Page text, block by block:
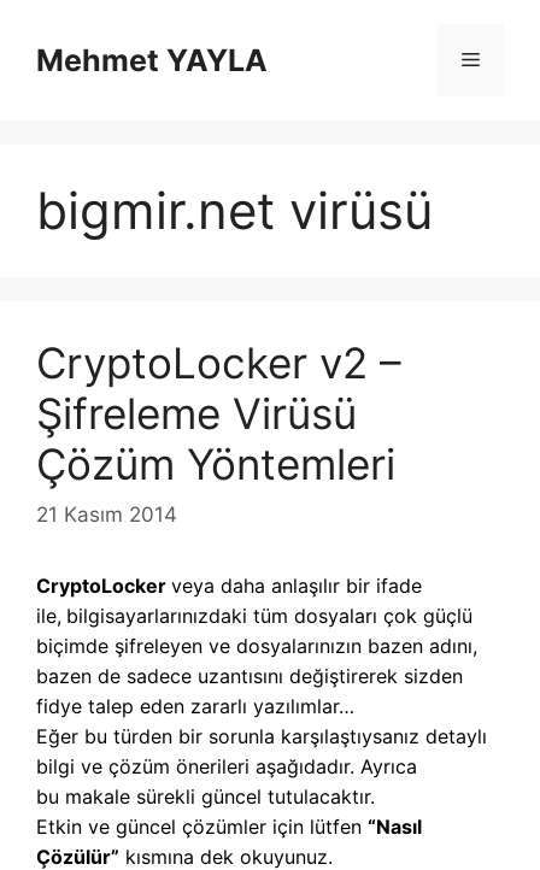
Mehmet YAYLA Menü
bigmir.net virüsü
CryptoLocker v2 –
Şifreleme Virüsü
Çözüm Yöntemleri
21 Kasım 2014
CryptoLocker veya daha anlaşılır bir ifade
ile, bilgisayarlarınızdaki tüm dosyaları çok güçlü
biçimde şifreleyen ve dosyalarınızın bazen adını,
bazen de sadece uzantısını değiştirerek sizden
fidye talep eden zararlı yazılımlar…
Eğer bu türden bir sorunla karşılaştıysanız detaylı
bilgi ve çözüm önerileri aşağıdadır. Ayrıca
bu makale sürekli güncel tutulacaktır.
Etkin ve güncel çözümler için lütfen “Nasıl
Çözülür” kısmına dek okuyunuz.